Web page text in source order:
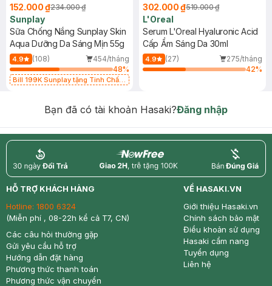
152.000 ₫234.000 ₫
Sunplay
Sữa Chống Nắng Sunplay Skin
Aqua Dưỡng Da Sáng Mịn 55g
4.9 (108)
454/tháng
48%
Bill 199K Sunplay tặng Tinh Chất
302.000 ₫519.000 ₫
L'Oreal
Serum L'Oreal Hyaluronic Acid
Cấp Ẩm Sáng Da 30ml
4.9 (27)
275/tháng
42%
Bạn đã có tài khoản Hasaki?Đăng nhập
return nowfree price
HỖ TRỢ KHÁCH HÀNG
Hotline: 1800 6324
(Miễn phí , 08-22h kể cả T7, CN)
Các câu hỏi thường gặp
Gửi yêu cầu hỗ trợ
Hướng dẫn đặt hàng
Phương thức thanh toán
Phương thức vận chuyển
VỀ HASAKI.VN
Giới thiệu Hasaki.vn
Chính sách bảo mật
Điều khoản sử dụng
Hasaki cẩm nang
Tuyển dụng
Liên hệ